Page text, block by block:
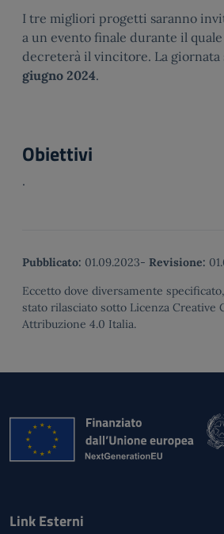
I tre migliori progetti saranno
a un evento finale durante il
decreterà il vincitore. La giornata
giugno 2024.
Obiettivi
.
Pubblicato: 01.09.2023- Revisione:
Eccetto dove diversamente
stato rilasciato sotto Licenza Creative
Attribuzione 4.0 Italia.
Link Esterni